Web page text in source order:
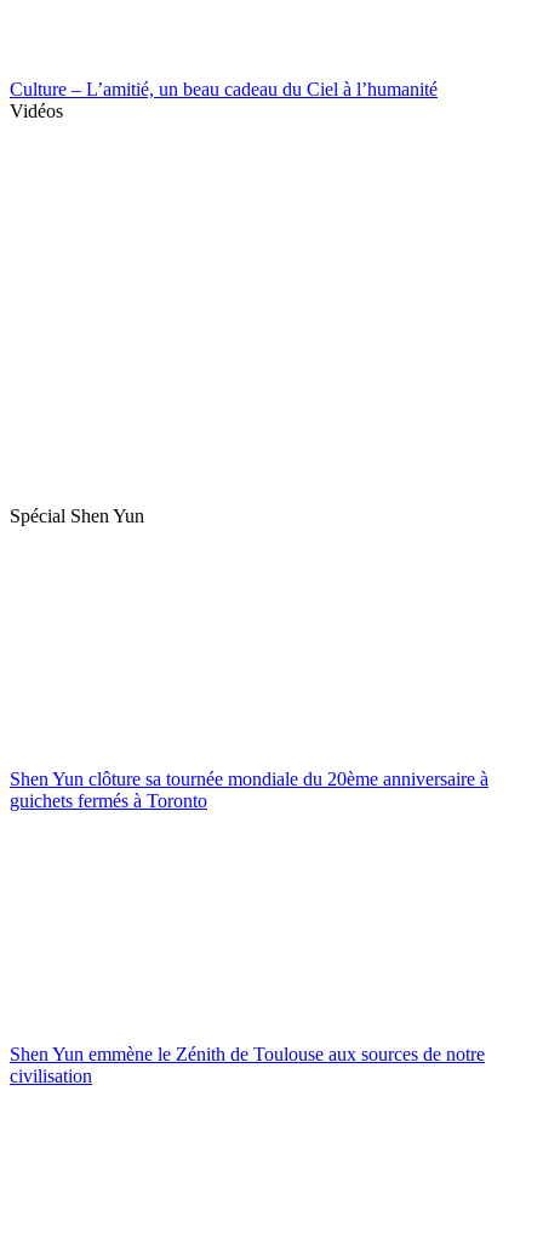
Culture – L’amitié, un beau cadeau du Ciel à l’humanité
Vidéos
Spécial Shen Yun
Shen Yun clôture sa tournée mondiale du 20ème anniversaire à
guichets fermés à Toronto
Shen Yun emmène le Zénith de Toulouse aux sources de notre
civilisation